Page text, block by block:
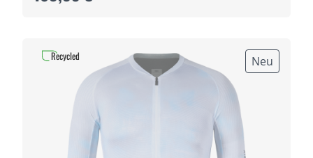
Neu
Recycled